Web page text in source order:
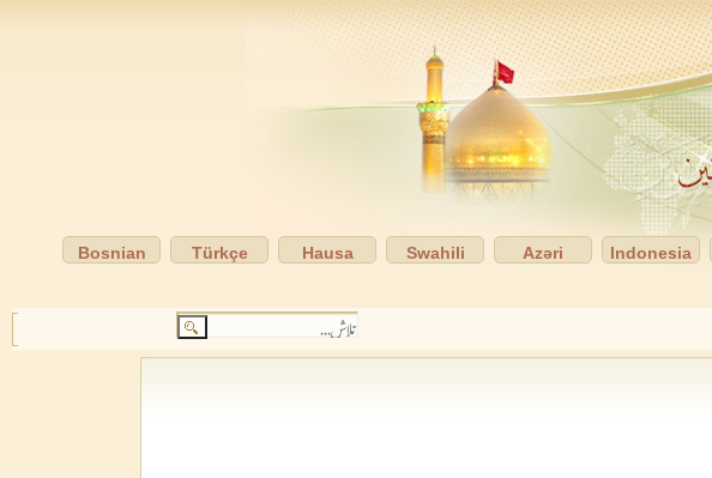
Indonesia
Azəri
Swahili
Hausa
Türkçe
Bosnian